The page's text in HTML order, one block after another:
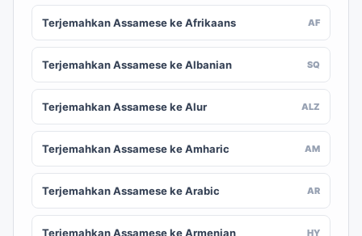
Terjemahkan Assamese ke Afrikaans AF
Terjemahkan Assamese ke Albanian SQ
Terjemahkan Assamese ke Alur ALZ
Terjemahkan Assamese ke Amharic AM
Terjemahkan Assamese ke Arabic AR
Terjemahkan Assamese ke Armenian HY